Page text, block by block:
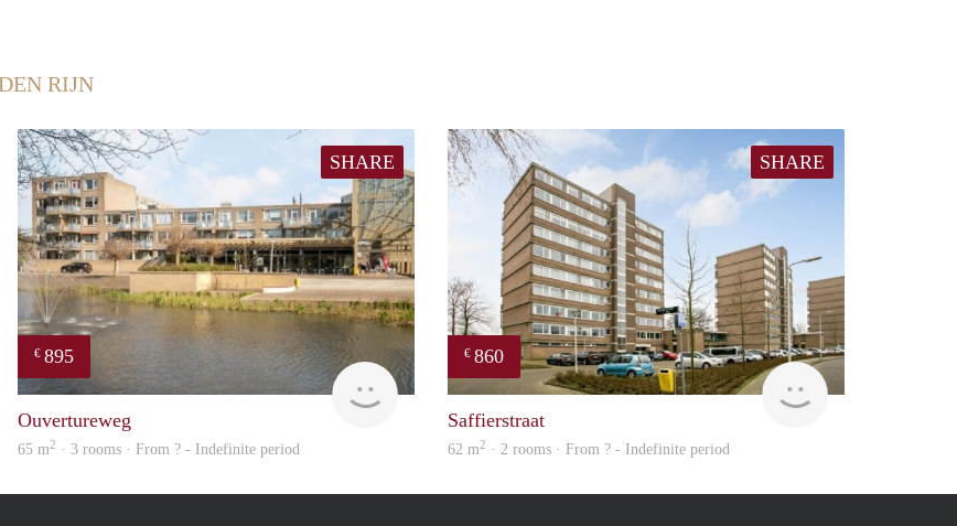
RIJN
SHARE
€ 895
finder
Ouvertureweg
65 m2 · 3 rooms · From ? - Indefinite period
SHARE
€ 860
Saffierstraat
62 m2 · 2 rooms · From ? - Indefinite period